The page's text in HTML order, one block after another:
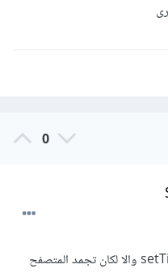
0
من حسن حضك أنك استعملت setTiemout والا لكان تجمد المتصفح